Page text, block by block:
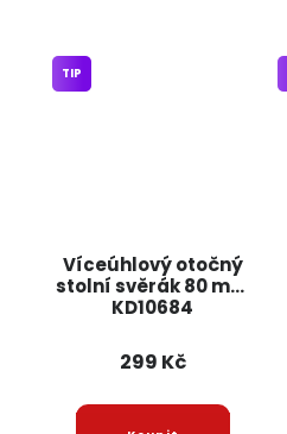
Víceúhlový otočný
stolní svěrák 80 mm
KD10684
TIP
299 Kč